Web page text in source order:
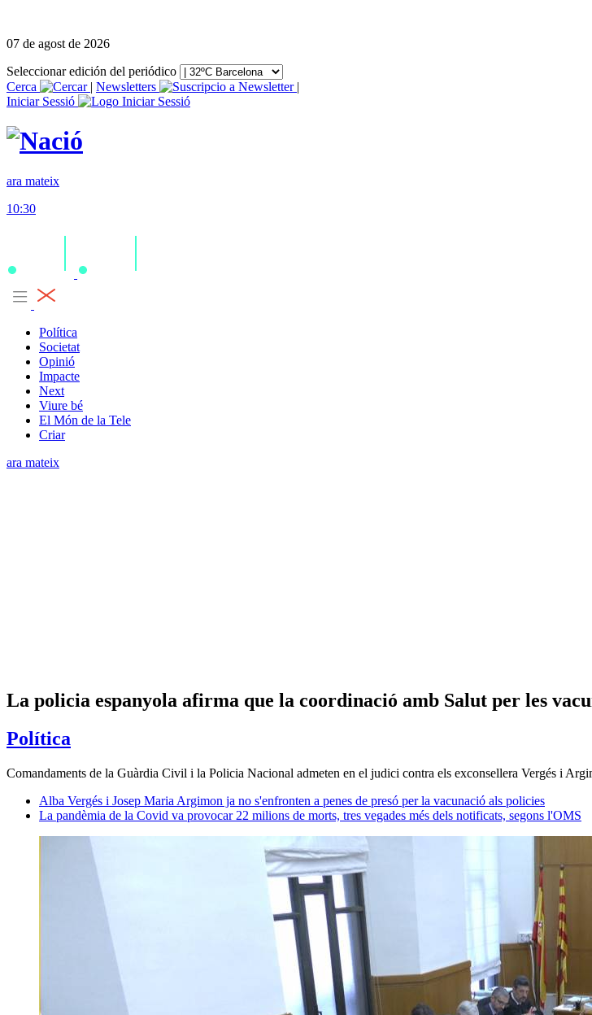
07 de agost de 2026
Seleccionar edición del periódico
Cerca
| Newsletters
|
Iniciar Sessió
ara mateix
10:30
Política
Societat
Opinió
Impacte
Next
Viure bé
El Món de la Tele
Criar
ara mateix
La policia espanyola afirma que la coordinació amb Salut per les
Política
Comandaments de la Guàrdia Civil i la Policia Nacional admeten en el judici contra els exconsellera Vergés i
Alba Vergés i Josep Maria Argimon ja no s'enfronten a penes de presó per la vacunació als policies
La pandèmia de la Covid va provocar 22 milions de morts, tres vegades més dels notificats, segons l'OMS